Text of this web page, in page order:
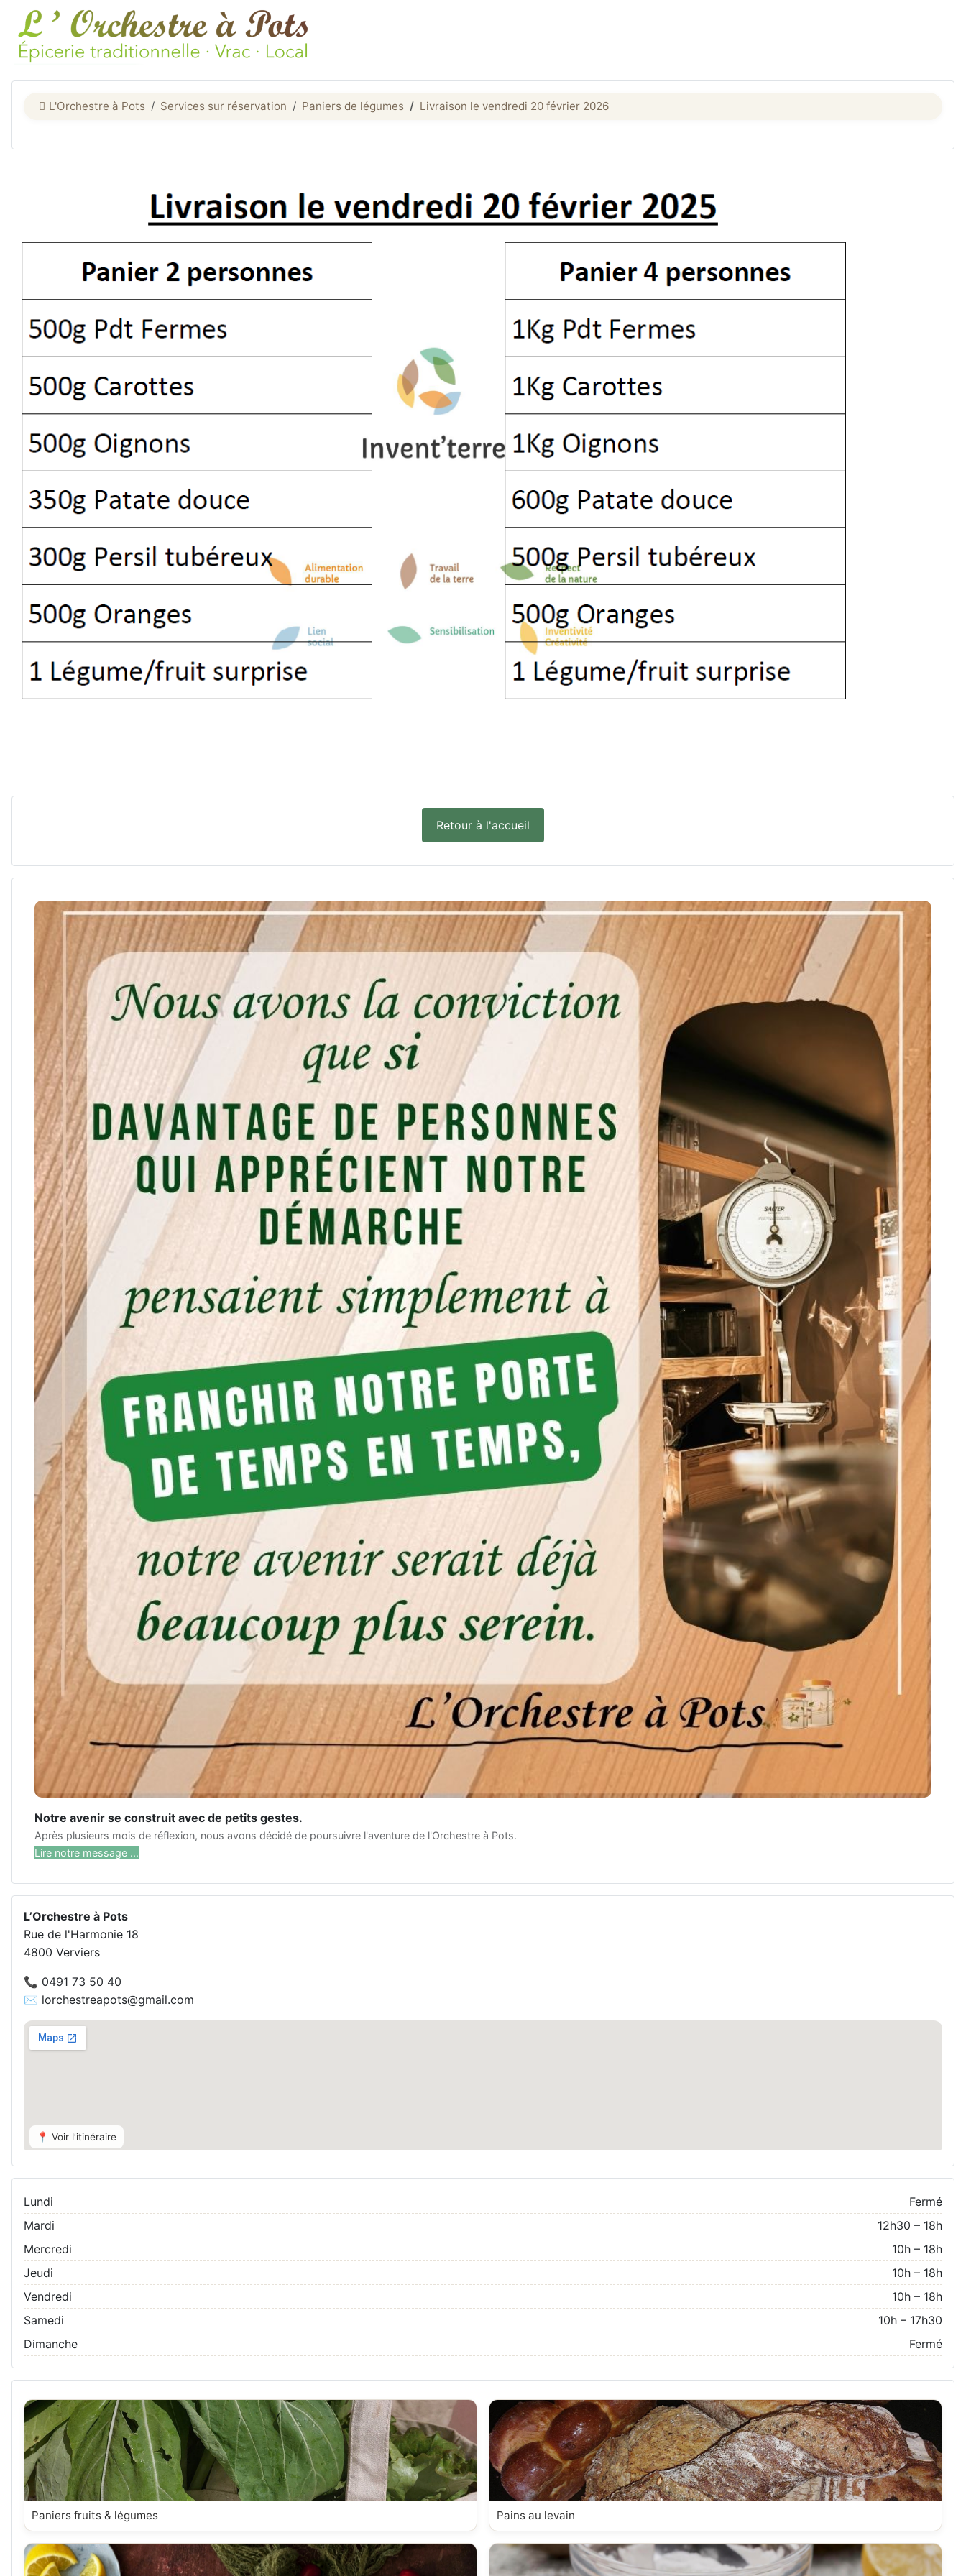
L'Orchestre à Pots Services sur réservation Paniers de légumes Livraison le vendredi 20 février 2026
Retour à l'accueil
Notre avenir se construit avec de petits gestes.
Après plusieurs mois de réflexion, nous avons décidé de poursuivre l'aventure de l'Orchestre à Pots.
Lire notre message ...
L’Orchestre à Pots
Rue de l'Harmonie 18
4800 Verviers
📞 0491 73 50 40
✉️ lorchestreapots@gmail.com
📍 Voir l’itinéraire
Lundi
Fermé
Mardi
12h30 – 18h
Mercredi
10h – 18h
Jeudi
10h – 18h
Vendredi
10h – 18h
Samedi
10h – 17h30
Dimanche
Fermé
Paniers fruits & légumes Pains au levain